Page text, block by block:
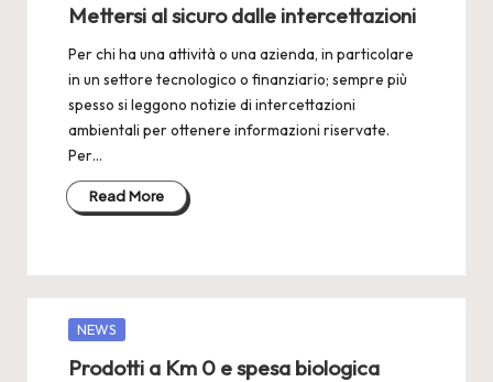
Mettersi al sicuro dalle intercettazioni
Per chi ha una attività o una azienda, in particolare
in un settore tecnologico o finanziario; sempre più
spesso si leggono notizie di intercettazioni
ambientali per ottenere informazioni riservate.
Per…
Read More
Posted
NEWS
Prodotti a Km 0 e spesa biologica